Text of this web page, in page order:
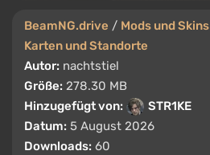
BeamNG.drive / Mods und Skins
Karten und Standorte
Autor: nachtstiel
Größe: 278.30 MB
Hinzugefügt von:
STR1KE
Datum: 5 August 2026
Downloads: 60